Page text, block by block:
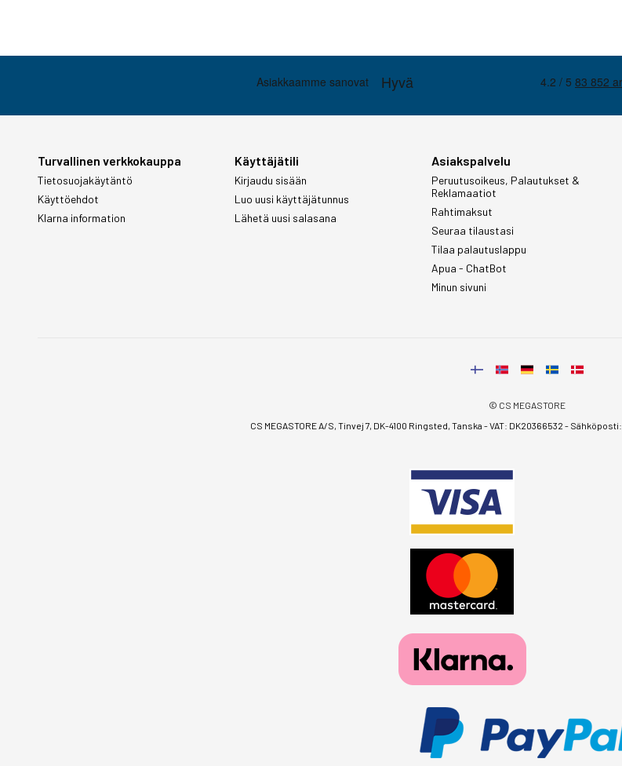
Turvallinen verkkokauppa
Tietosuojakäytäntö
Käyttöehdot
Klarna information
Käyttäjätili
Kirjaudu sisään
Luo uusi käyttäjätunnus
Lähetä uusi salasana
Asiakspalvelu
Peruutusoikeus, Palautukset &
Reklamaatiot
Rahtimaksut
Seuraa tilaustasi
Tilaa palautuslappu
Apua - ChatBot
Minun sivuni
© CS MEGASTORE
CS MEGASTORE A/S, Tinvej 7, DK-4100 Ringsted, Tanska - VAT: DK20366532 - Sähköposti: